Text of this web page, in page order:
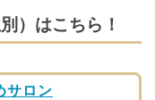
）はこちら！
サロン